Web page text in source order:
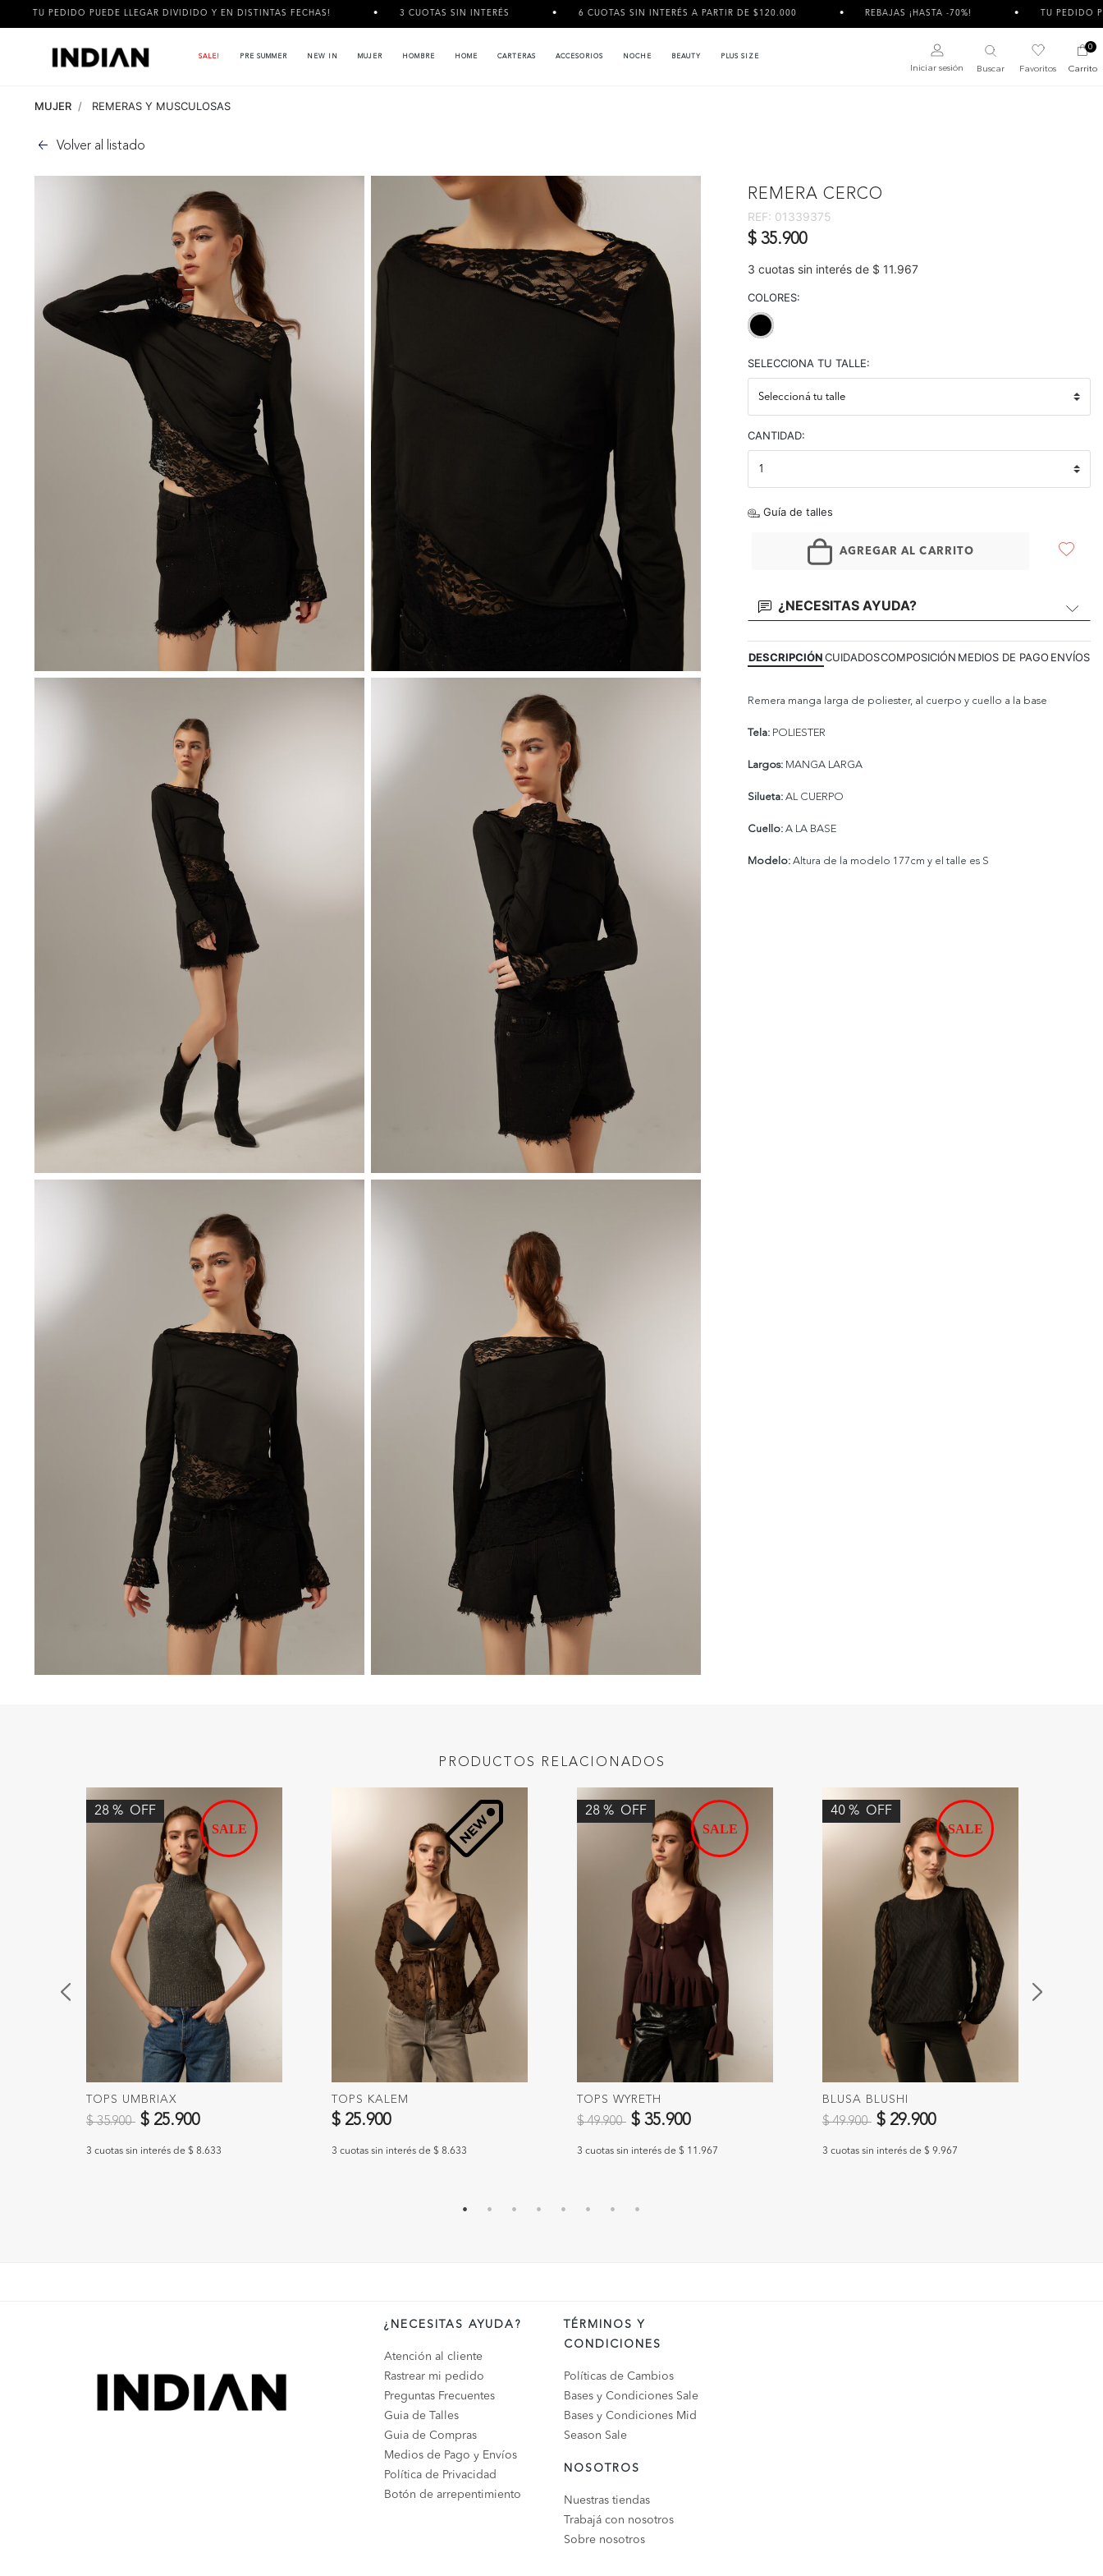
PUEDE LLEGAR DIVIDIDO Y EN DISTINTAS FECHAS! 3 CUOTAS SIN INTERÉS 6 CUOTAS SIN INTERÉS A PARTIR DE $120.000 REBAJAS ¡HASTA -70%! TU PEDIDO PUEDE LLEGAR
SALE! PRE SUMMER NEW IN MUJER HOMBRE HOME CARTERAS ACCESORIOS NOCHE BEAUTY PLUS SIZE
Iniciar sesión Buscar Favoritos
0
Carrito
MUJER REMERAS Y MUSCULOSAS
Volver al listado
REMERA CERCO
REF: 01339375
$ 35.900
3 cuotas sin interés de $ 11.967
COLORES:
SELECCIONA TU TALLE:
CANTIDAD:
Guía de talles
AGREGAR AL CARRITO
¿NECESITAS AYUDA?
DESCRIPCIÓNCUIDADOSCOMPOSICIÓN MEDIOS DE PAGO ENVÍOS
Remera manga larga de poliester, al cuerpo y cuello a la base
Tela: POLIESTER
Largos: MANGA LARGA
Silueta: AL CUERPO
Cuello: A LA BASE
Modelo: Altura de la modelo 177cm y el talle es S
PRODUCTOS RELACIONADOS
28 % OFF
TOPS UMBRIAX
Precio reducido de
$ 35.900 a$ 25.900
3 cuotas sin interés de $ 8.633
TOPS KALEM
$ 25.900
3 cuotas sin interés de $ 8.633
28 % OFF
TOPS WYRETH
Precio reducido de
$ 49.900 a$ 35.900
3 cuotas sin interés de $ 11.967
40 % OFF
BLUSA BLUSHI
Precio reducido de
$ 49.900 a$ 29.900
3 cuotas sin interés de $ 9.967
¿NECESITAS AYUDA?
Atención al cliente
Rastrear mi pedido
Preguntas Frecuentes
Guia de Talles
Guia de Compras
Medios de Pago y Envíos
Política de Privacidad
Botón de arrepentimiento
TÉRMINOS Y
CONDICIONES
Políticas de Cambios
Bases y Condiciones Sale
Bases y Condiciones Mid
Season Sale
NOSOTROS
Nuestras tiendas
Trabajá con nosotros
Sobre nosotros